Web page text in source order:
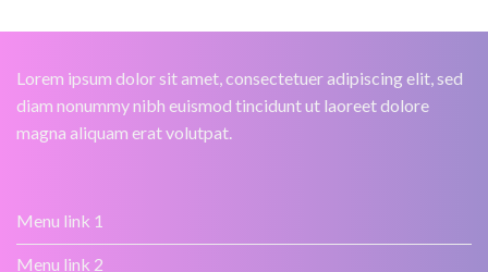
Lorem ipsum dolor sit amet, consectetuer adipiscing elit, sed
diam nonummy nibh euismod tincidunt ut laoreet dolore
magna aliquam erat volutpat.
Menu link 1
Menu link 2